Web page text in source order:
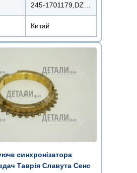
Китай
синхронізатора
Таврія Славута Сенс